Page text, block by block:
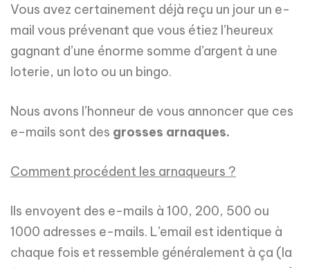
Vous avez certainement déjà reçu un jour un e-
mail vous prévenant que vous étiez l’heureux
gagnant d’une énorme somme d’argent à une
loterie, un loto ou un bingo.
Nous avons l’honneur de vous annoncer que ces
e-mails sont des grosses arnaques.
Comment procédent les arnaqueurs ?
Ils envoyent des e-mails à 100, 200, 500 ou
1000 adresses e-mails. L’email est identique à
chaque fois et ressemble généralement à ça (la